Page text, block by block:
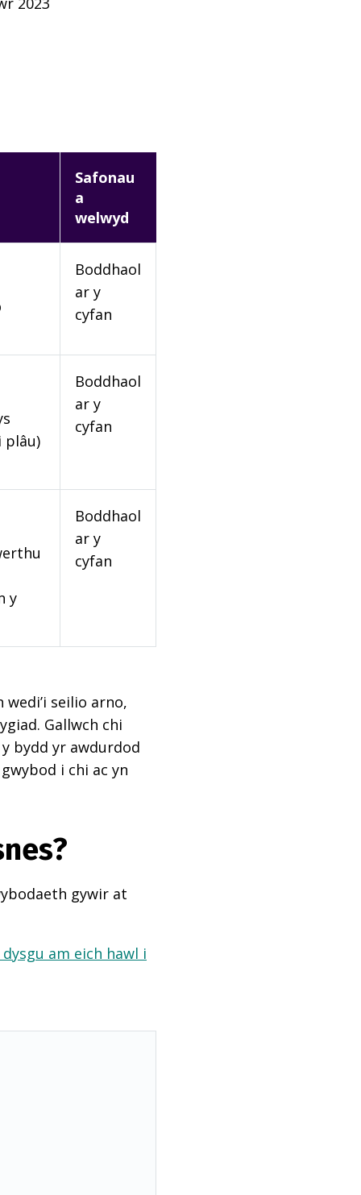
Safonau
a
welwyd
Boddhaol
ar y
cyfan
plâu)
Boddhaol
ar y
cyfan
y
Boddhaol
ar y
cyfan
seilio arno,
Gallwch chi
bydd yr awdurdod
i chi ac yn
gywir at
am eich hawl i